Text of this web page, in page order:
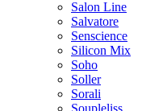
Salon Line
Salvatore
Senscience
Silicon Mix
Soho
Soller
Sorali
Soupleliss